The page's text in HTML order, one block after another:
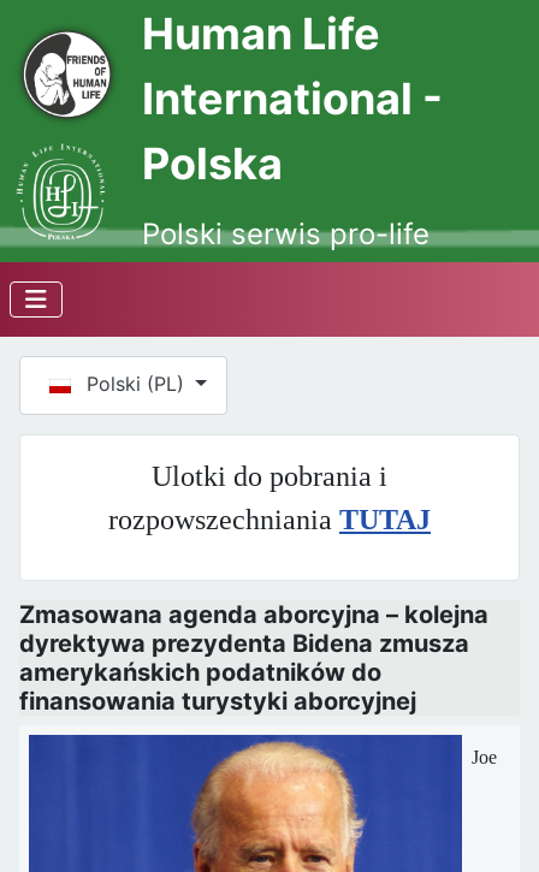
Human Life
International -
Polska
Polski serwis pro-life
Wybierz swój język
Polski (PL)
Ulotki do pobrania i
rozpowszechniania TUTAJ
Zmasowana agenda aborcyjna – kolejna
dyrektywa prezydenta Bidena zmusza
amerykańskich podatników do
finansowania turystyki aborcyjnej
Joe